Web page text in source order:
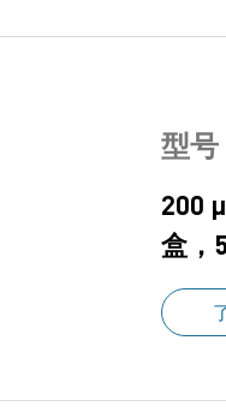
型号
200
盒，